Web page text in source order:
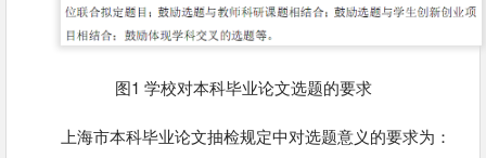
图1 学校对本科毕业论文选题的要求
上海市本科毕业论文抽检规定中对选题意义的要求为：